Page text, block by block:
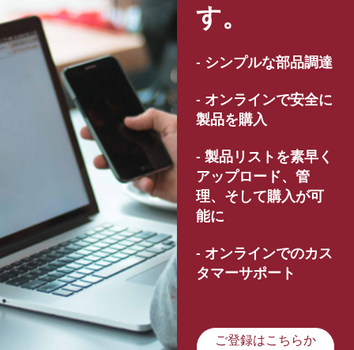
す。
- シンプルな部品調達
- オンラインで安全に
製品を購入
- 製品リストを素早く
アップロード、管
理、そして購入が可
能に
- オンラインでのカス
タマーサポート
ご登録はこちらか